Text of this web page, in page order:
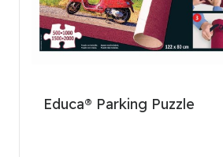
Educa® Parking Puzzle